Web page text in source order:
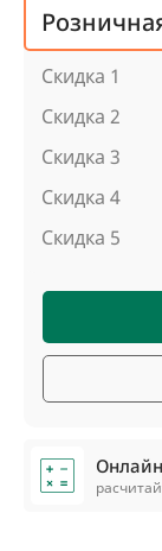
Скидка 1
Скидка 2
Скидка 3
Скидка 4
Скидка 5